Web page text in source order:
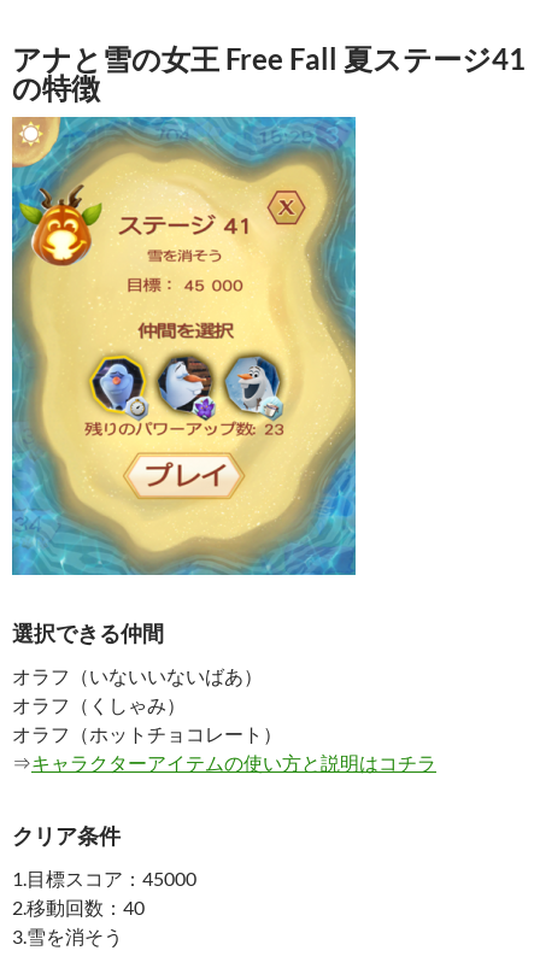
アナと雪の女王 Free Fall 夏ステージ41
の特徴
選択できる仲間
オラフ（いないいないばあ）
オラフ（くしゃみ）
オラフ（ホットチョコレート）
⇒キャラクターアイテムの使い方と説明はコチラ
クリア条件
1.目標スコア：45000
2.移動回数：40
3.雪を消そう